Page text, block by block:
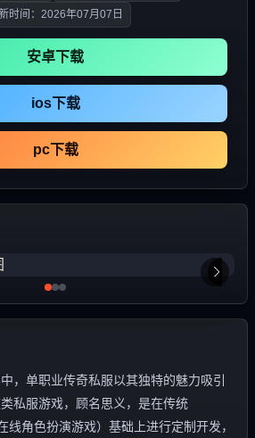
时间：2026年07月07日
安卓下载
ios下载
pc下载
，单职业传奇私服以其独特的魅力吸引
私服游戏，顾名思义，是在传统
线角色扮演游戏）基础上进行定制开发，